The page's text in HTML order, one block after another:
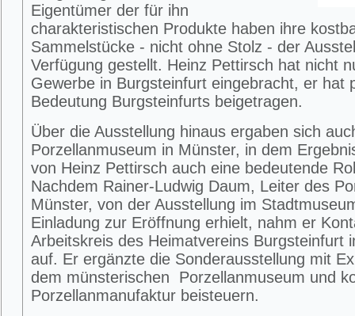
Eigentümer der für ihn
charakteristischen Produkte haben ihre
Sammelstücke - nicht ohne Stolz - der
Verfügung gestellt. Heinz Pettirsch hat nicht
Gewerbe in Burgsteinfurt eingebracht, er hat
Bedeutung Burgsteinfurts beigetragen.
Über die Ausstellung hinaus ergaben sich
Porzellanmuseum in Münster, in dem
von Heinz Pettirsch auch eine bedeutende
Nachdem Rainer-Ludwig Daum, Leiter des
Münster, von der Ausstellung im
Einladung zur Eröffnung erhielt, nahm er
Arbeitskreis des Heimatvereins Burgsteinfurt
auf. Er ergänzte die Sonderausstellung mit
dem münsterischen Porzellanmuseum und
Porzellanmanufaktur beisteuern.